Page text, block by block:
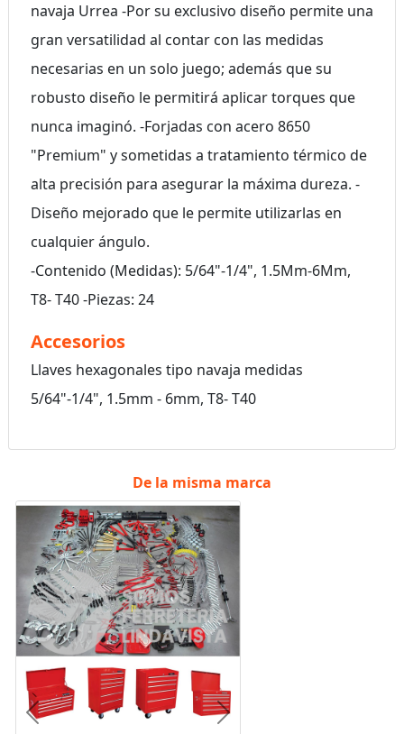
navaja Urrea -Por su exclusivo diseño permite una
gran versatilidad al contar con las medidas
necesarias en un solo juego; además que su
robusto diseño le permitirá aplicar torques que
nunca imaginó. -Forjadas con acero 8650
"Premium" y sometidas a tratamiento térmico de
alta precisión para asegurar la máxima dureza. -
Diseño mejorado que le permite utilizarlas en
cualquier ángulo.
-Contenido (Medidas): 5/64"-1/4", 1.5Mm-6Mm,
T8- T40 -Piezas: 24
Accesorios
Llaves hexagonales tipo navaja medidas
5/64"-1/4", 1.5mm - 6mm, T8- T40
De la misma marca
Anterior Siguiente